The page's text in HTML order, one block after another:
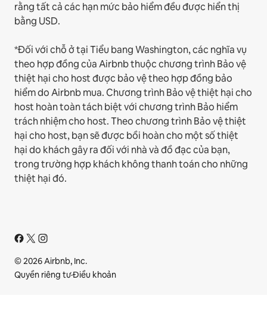
rằng tất cả các hạn mức bảo hiểm đều được hiển thị
bằng USD.
*Đối với chỗ ở tại Tiểu bang Washington, các nghĩa vụ
theo hợp đồng của Airbnb thuộc chương trình Bảo vệ
thiệt hại cho host được bảo vệ theo hợp đồng bảo
hiểm do Airbnb mua. Chương trình Bảo vệ thiệt hại cho
host hoàn toàn tách biệt với chương trình Bảo hiểm
trách nhiệm cho host. Theo chương trình Bảo vệ thiệt
hại cho host, bạn sẽ được bồi hoàn cho một số thiệt
hại do khách gây ra đối với nhà và đồ đạc của bạn,
trong trường hợp khách không thanh toán cho những
thiệt hại đó.
© 2026 Airbnb, Inc.
Quyền riêng tư·Điều khoản